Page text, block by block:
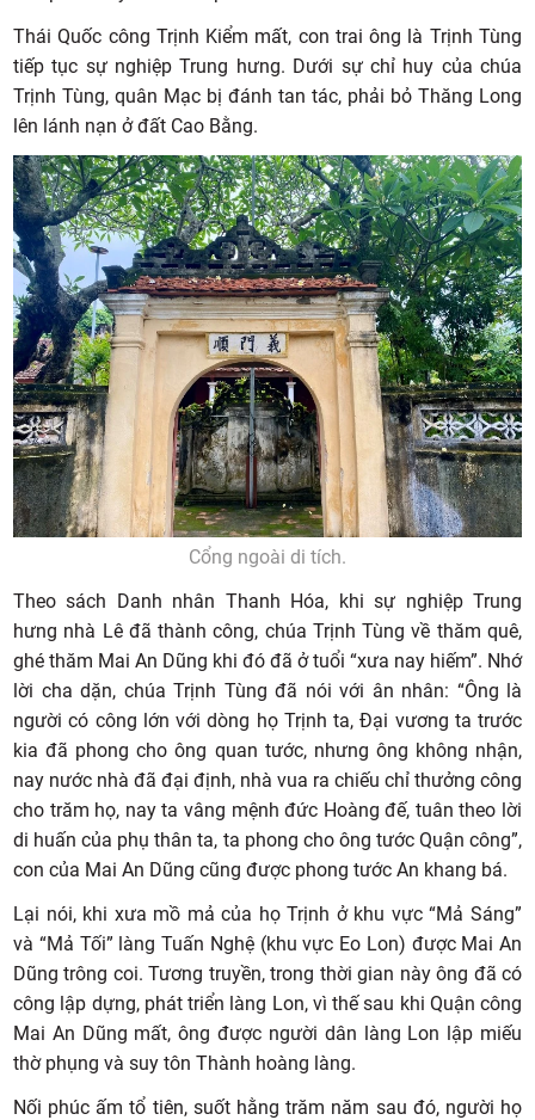
Thái Quốc công Trịnh Kiểm mất, con trai ông là Trịnh Tùng
tiếp tục sự nghiệp Trung hưng. Dưới sự chỉ huy của chúa
Trịnh Tùng, quân Mạc bị đánh tan tác, phải bỏ Thăng Long
lên lánh nạn ở đất Cao Bằng.
Cổng ngoài di tích.
Theo sách Danh nhân Thanh Hóa, khi sự nghiệp Trung
hưng nhà Lê đã thành công, chúa Trịnh Tùng về thăm quê,
ghé thăm Mai An Dũng khi đó đã ở tuổi “xưa nay hiếm”. Nhớ
lời cha dặn, chúa Trịnh Tùng đã nói với ân nhân: “Ông là
người có công lớn với dòng họ Trịnh ta, Đại vương ta trước
kia đã phong cho ông quan tước, nhưng ông không nhận,
nay nước nhà đã đại định, nhà vua ra chiếu chỉ thưởng công
cho trăm họ, nay ta vâng mệnh đức Hoàng đế, tuân theo lời
di huấn của phụ thân ta, ta phong cho ông tước Quận công”,
con của Mai An Dũng cũng được phong tước An khang bá.
Lại nói, khi xưa mồ mả của họ Trịnh ở khu vực “Mả Sáng”
và “Mả Tối” làng Tuấn Nghệ (khu vực Eo Lon) được Mai An
Dũng trông coi. Tương truyền, trong thời gian này ông đã có
công lập dựng, phát triển làng Lon, vì thế sau khi Quận công
Mai An Dũng mất, ông được người dân làng Lon lập miếu
thờ phụng và suy tôn Thành hoàng làng.
Nối phúc ấm tổ tiên, suốt hằng trăm năm sau đó, người họ